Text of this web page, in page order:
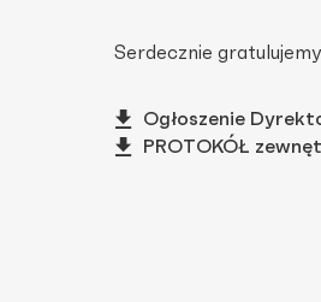
Serdecznie
Ogłoszenie
PROTOKÓŁ